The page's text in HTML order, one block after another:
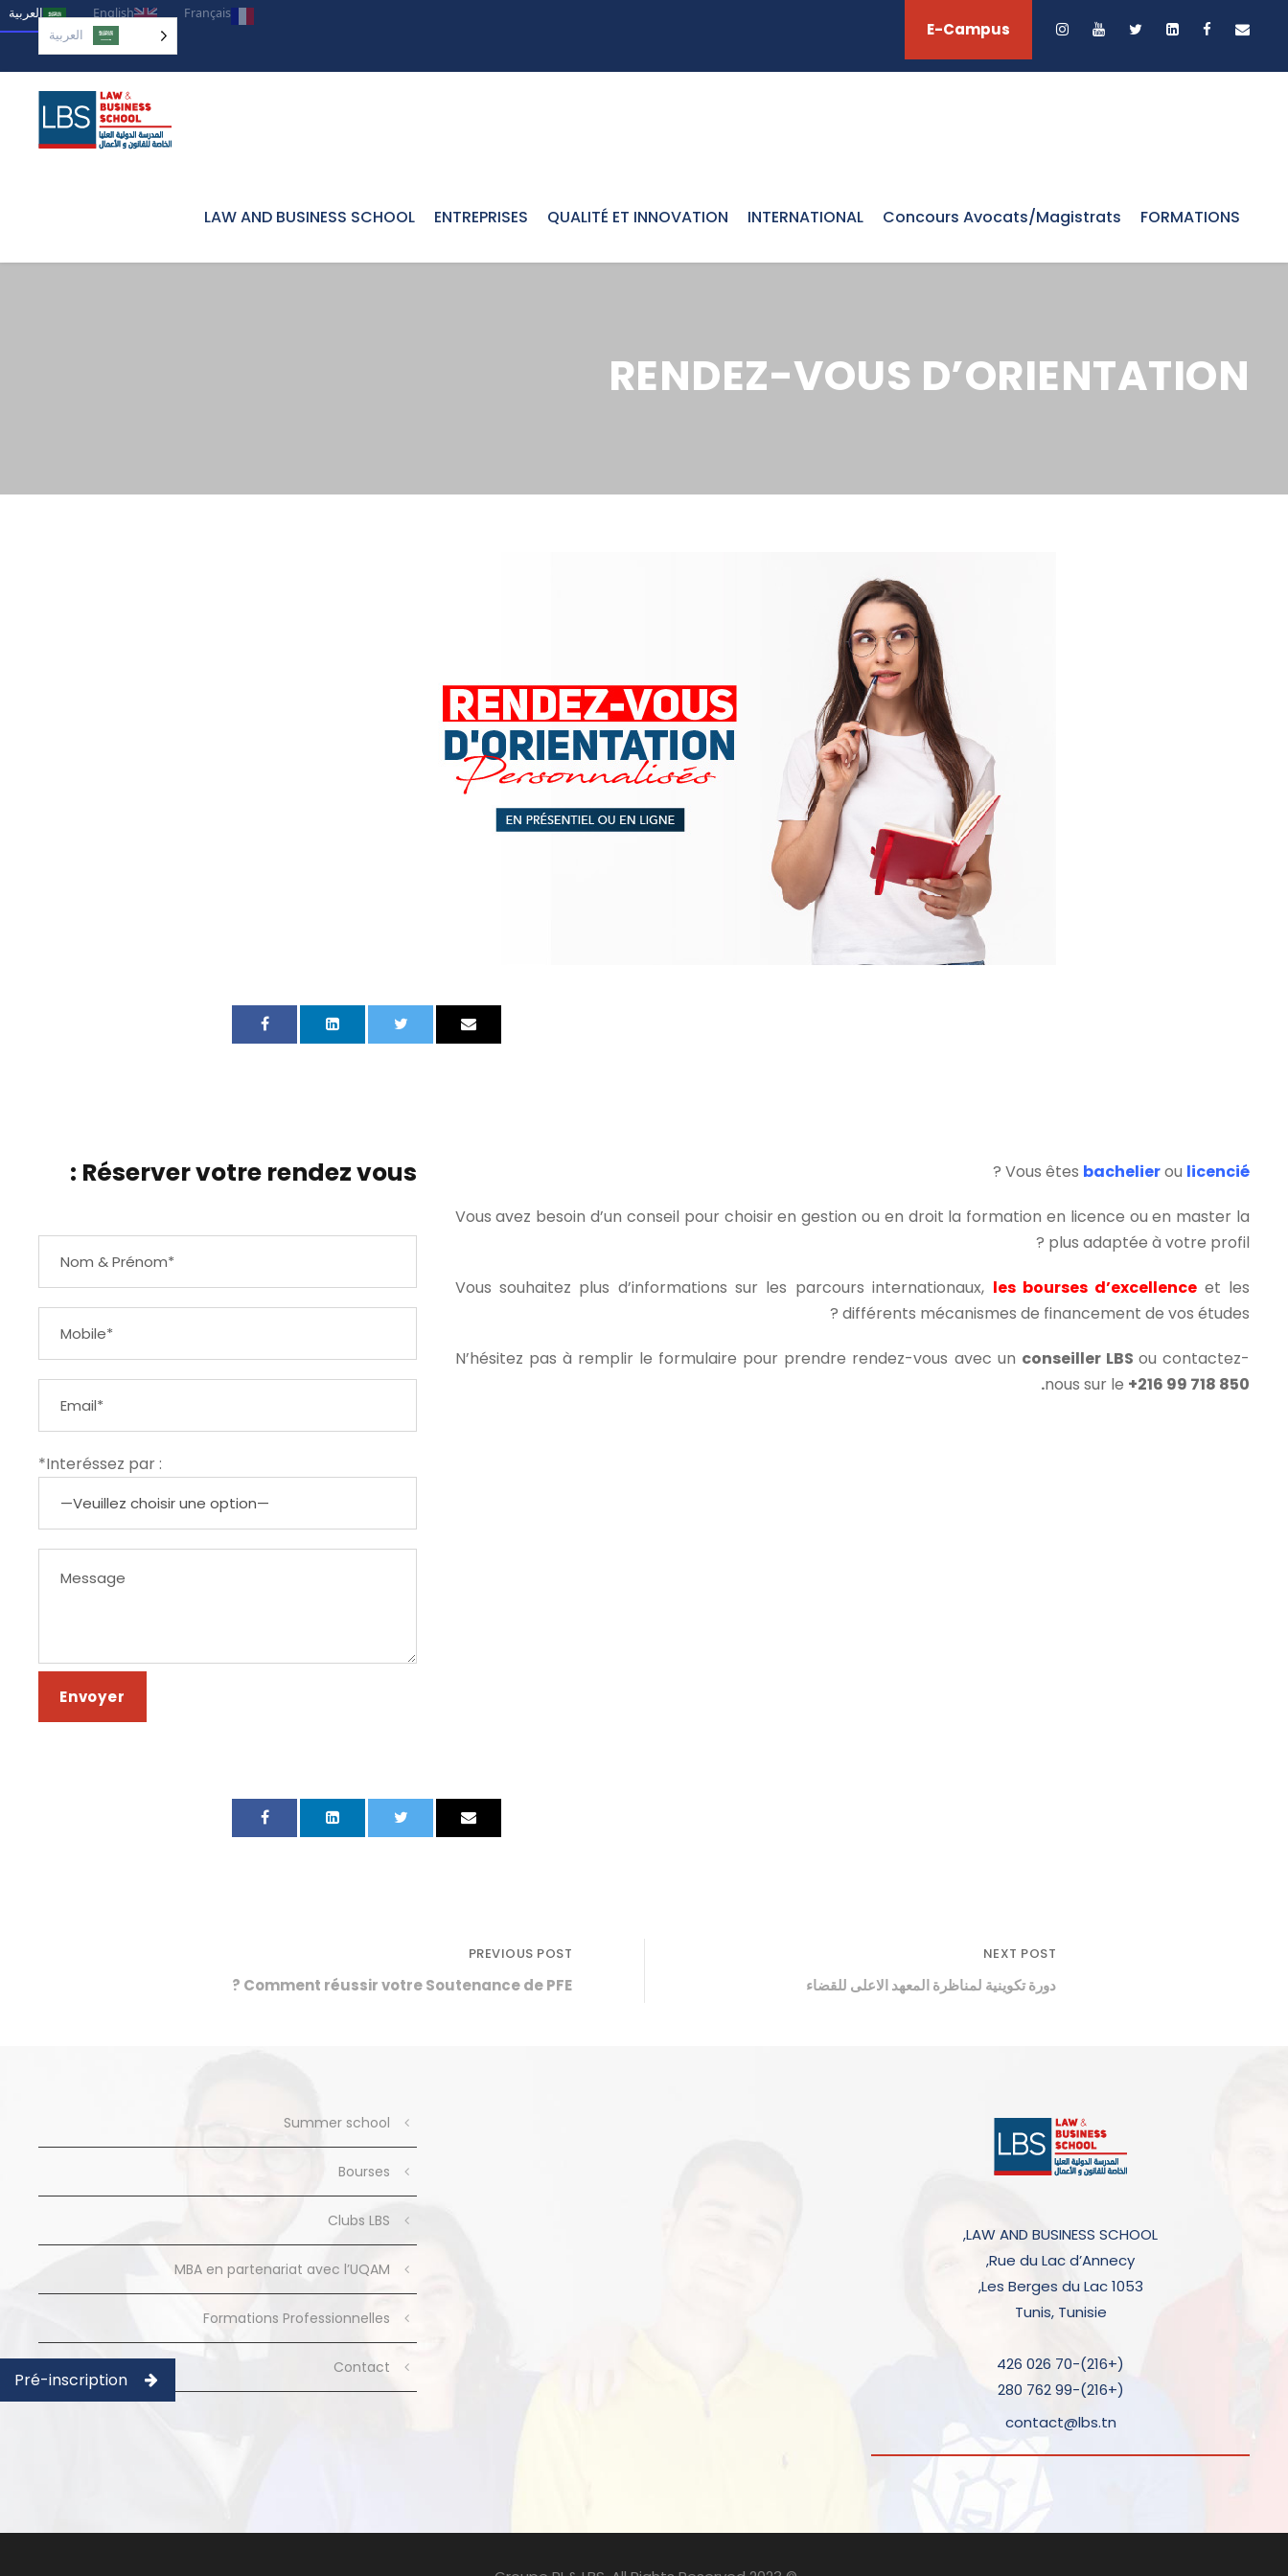
Français
English العربية‏
العربية‏ E-Campus
FORMATIONS
Concours Avocats/Magistrats
INTERNATIONAL
QUALITÉ ET INNOVATION
ENTREPRISES
LAW AND BUSINESS SCHOOL
RENDEZ-VOUS D’ORIENTATION
Vous êtes bachelierou licencié
?
Vous avez besoin d’un conseil pour choisir en gestion ou en droit la formation en licence ou en master la
plus adaptée à votre profil ?
Vous souhaitez plus d’informations sur les parcours internationaux, les bourses d’excellence et les
différents mécanismes de financement de vos études ?
N’hésitez pas à remplir le formulaire pour prendre rendez-vous avec un conseiller LBS ou contactez-
nous sur le +216 99 718 850.
Réserver votre rendez vous :
*Interéssez par :
PREVIOUS POST
Comment réussir votre Soutenance de PFE ?
NEXT POST
دورة تكوينية لمناظرة المعهد الاعلى للقضاء
LAW AND BUSINESS SCHOOL,
Rue du Lac d’Annecy,
Les Berges du Lac 1053,
Tunis, Tunisie
(+216)-70 026 426
(+216)-99 762 280
contact@lbs.tn
Summer school
Bourses
Clubs LBS
MBA en partenariat avec l’UQAM
Formations Professionnelles
Contact
Pré-inscription